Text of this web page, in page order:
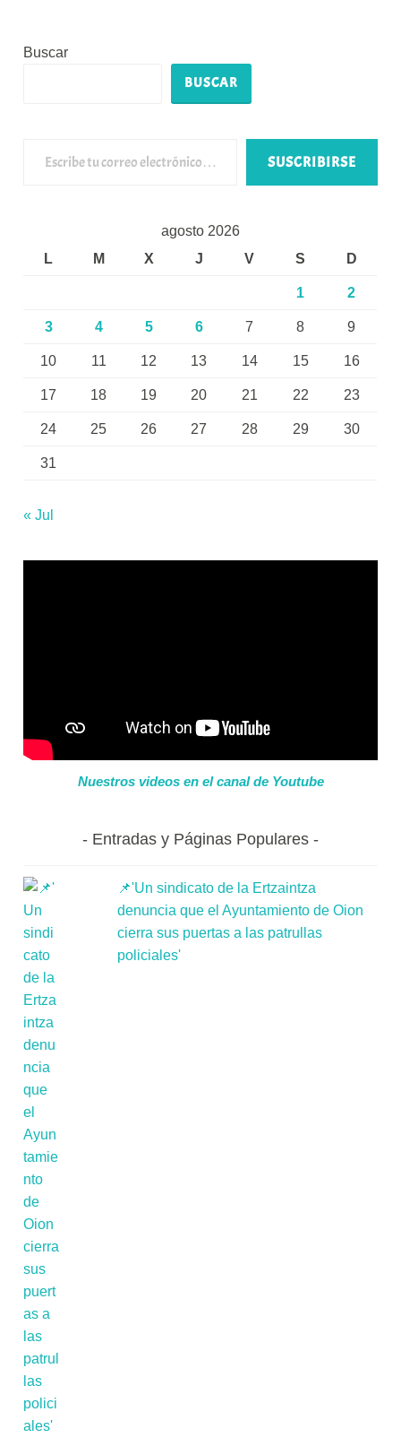
Buscar
BUSCAR
SUSCRIBIRSE
agosto 2026
L
M X J V S D
1 2
3 4 5 6 7 8 9
10 11 12 13 14 15 16
17 18 19 20 21 22 23
24 25 26 27 28 29 30
31
« Jul
Nuestros videos en el canal de Youtube
Entradas y Páginas Populares
📌'Un sindicato de la Ertzaintza
denuncia que el Ayuntamiento de Oion
cierra sus puertas a las patrullas
policiales'